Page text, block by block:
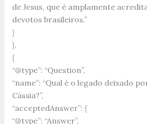
de Jesus, que é amplamente
devotos brasileiros.”
}
},
{
“@type”: “Question”,
“name”: “Qual é o legado deixado
Cássia?”,
“acceptedAnswer”: {
“@type”: “Answer”,